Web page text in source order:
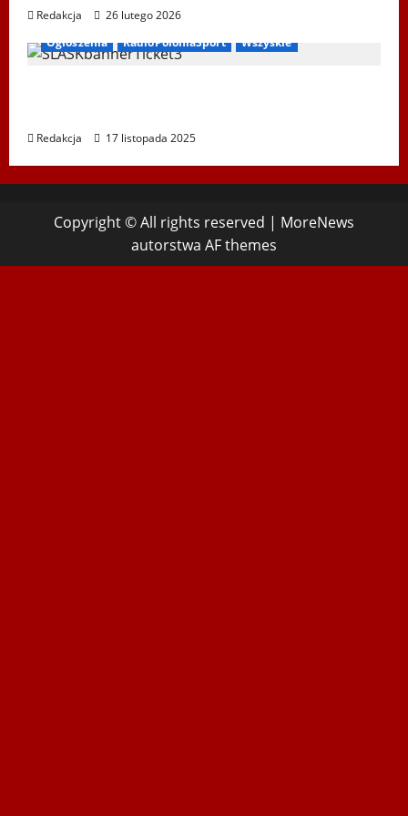
Redakcja
26 lutego 2026
Ogłoszenia
RadioPoloniaSport Wszyskie
Redakcja 17 listopada 2025
Copyright © All rights reserved | MoreNews
autorstwa AF themes